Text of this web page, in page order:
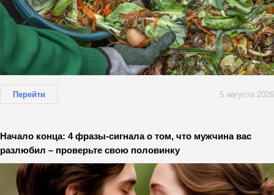
Перейти 5 августа 2026
Начало конца: 4 фразы-сигнала о том, что мужчина вас
разлюбил – проверьте свою половинку